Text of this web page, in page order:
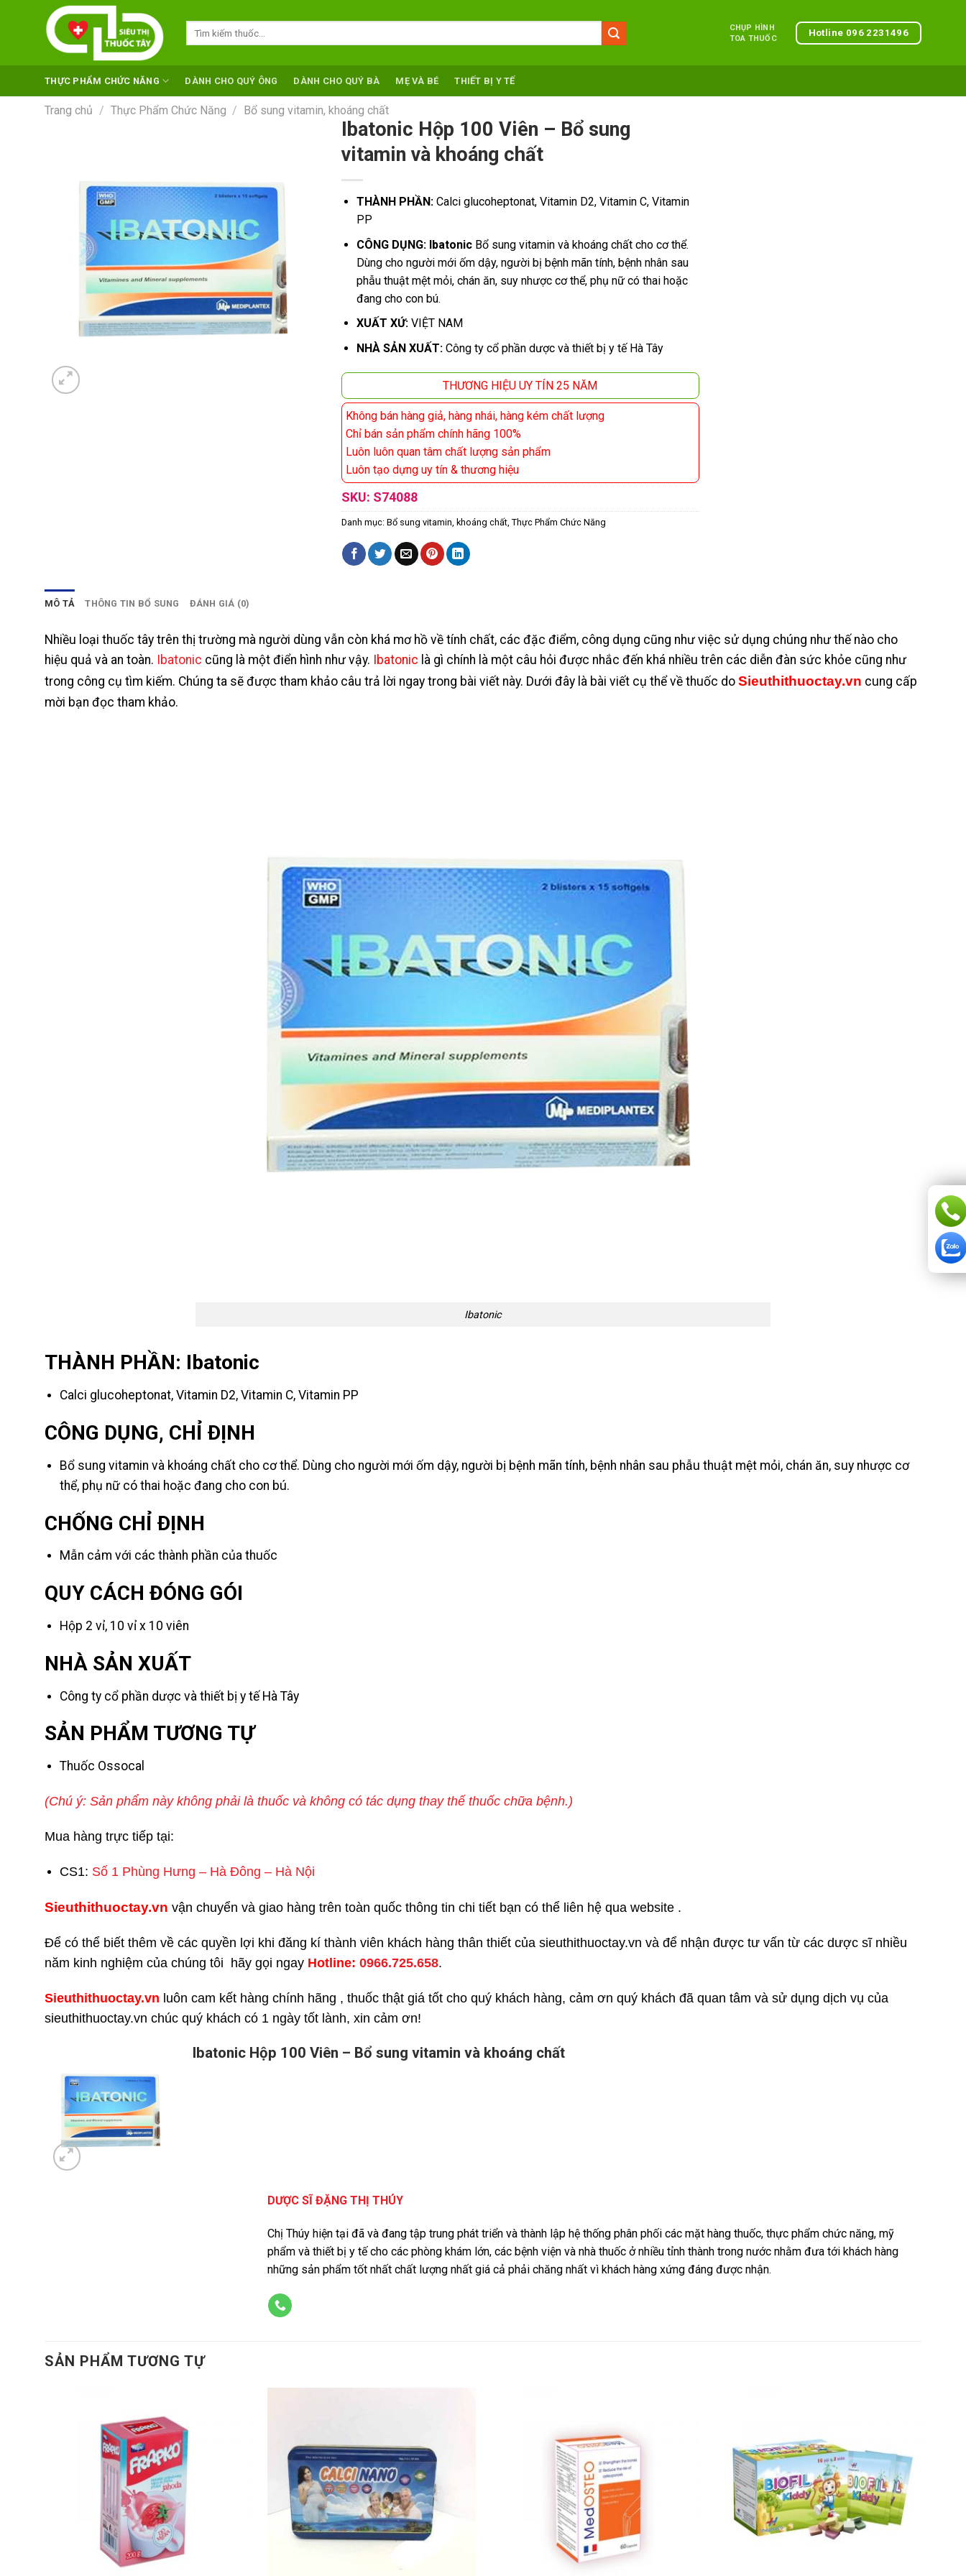
CHỤP HÌNH
TOA THUỐC
Hotline 096 2231496
THỰC PHẨM CHỨC NĂNG DÀNH CHO QUÝ ÔNG DÀNH CHO QUÝ BÀ MẸ VÀ BÉ THIẾT BỊ Y TẾ
Trang chủ / Thực Phẩm Chức Năng / Bổ sung vitamin, khoáng chất
Ibatonic Hộp 100 Viên – Bổ sung
vitamin và khoáng chất
THÀNH PHẦN: Calci glucoheptonat, Vitamin D2, Vitamin C, Vitamin
PP
CÔNG DỤNG: Ibatonic Bổ sung vitamin và khoáng chất cho cơ thể.
Dùng cho người mới ốm dậy, người bị bệnh mãn tính, bệnh nhân sau
phẫu thuật mệt mỏi, chán ăn, suy nhược cơ thể, phụ nữ có thai hoặc
đang cho con bú.
XUẤT XỨ:VIỆT NAM
NHÀ SẢN XUẤT:Công ty cổ phần dược và thiết bị y tế Hà Tây
THƯƠNG HIỆU UY TÍN 25 NĂM
Không bán hàng giả, hàng nhái, hàng kém chất lượng
Chỉ bán sản phẩm chính hãng 100%
Luôn luôn quan tâm chất lượng sản phẩm
Luôn tạo dựng uy tín & thương hiệu
SKU: S74088
Danh mục: Bổ sung vitamin, khoáng chất, Thực Phẩm Chức Năng
MÔ TẢ THÔNG TIN BỔ SUNG ĐÁNH GIÁ (0)
Nhiều loại thuốc tây trên thị trường mà người dùng vẫn còn khá mơ hồ về tính chất, các đặc điểm, công dụng cũng như việc sử dụng chúng như thế nào cho
hiệu quả và an toàn. Ibatonic cũng là một điển hình như vậy. Ibatonic là gì chính là một câu hỏi được nhắc đến khá nhiều trên các diễn đàn sức khỏe cũng như
trong công cụ tìm kiếm. Chúng ta sẽ được tham khảo câu trả lời ngay trong bài viết này. Dưới đây là bài viết cụ thể về thuốc do Sieuthithuoctay.vn cung cấp
mời bạn đọc tham khảo.
Ibatonic
THÀNH PHẦN: Ibatonic
Calci glucoheptonat, Vitamin D2, Vitamin C, Vitamin PP
CÔNG DỤNG, CHỈ ÐỊNH
Bổ sung vitamin và khoáng chất cho cơ thể. Dùng cho người mới ốm dậy, người bị bệnh mãn tính, bệnh nhân sau phẫu thuật mệt mỏi, chán ăn, suy nhược cơ
thể, phụ nữ có thai hoặc đang cho con bú.
CHỐNG CHỈ ÐỊNH
Mẫn cảm với các thành phần của thuốc
QUY CÁCH ĐÓNG GÓI
Hộp 2 vỉ, 10 vỉ x 10 viên
NHÀ SẢN XUẤT
Công ty cổ phần dược và thiết bị y tế Hà Tây
SẢN PHẨM TƯƠNG TỰ
Thuốc Ossocal
(Chú ý: Sản phẩm này không phải là thuốc và không có tác dụng thay thế thuốc chữa bệnh.)
Mua hàng trực tiếp tại:
CS1: Số 1 Phùng Hưng – Hà Đông – Hà Nội
Sieuthithuoctay.vn vận chuyển và giao hàng trên toàn quốc thông tin chi tiết bạn có thể liên hệ qua website .
Để có thể biết thêm về các quyền lợi khi đăng kí thành viên khách hàng thân thiết của sieuthithuoctay.vn và để nhận được tư vấn từ các dược sĩ nhiều
năm kinh nghiệm của chúng tôi hãy gọi ngay Hotline: 0966.725.658.
Sieuthithuoctay.vn luôn cam kết hàng chính hãng , thuốc thật giá tốt cho quý khách hàng, cảm ơn quý khách đã quan tâm và sử dụng dịch vụ của
sieuthithuoctay.vn chúc quý khách có 1 ngày tốt lành, xin cảm ơn!
Ibatonic Hộp 100 Viên – Bổ sung vitamin và khoáng chất
DƯỢC SĨ ĐẶNG THỊ THÚY
Chị Thúy hiện tại đã và đang tập trung phát triển và thành lập hệ thống phân phối các mặt hàng thuốc, thực phẩm chức năng, mỹ
phẩm và thiết bị y tế cho các phòng khám lớn, các bệnh viện và nhà thuốc ở nhiều tỉnh thành trong nước nhằm đưa tới khách hàng
những sản phẩm tốt nhất chất lượng nhất giá cả phải chăng nhất vì khách hàng xứng đáng được nhận.
SẢN PHẨM TƯƠNG TỰ